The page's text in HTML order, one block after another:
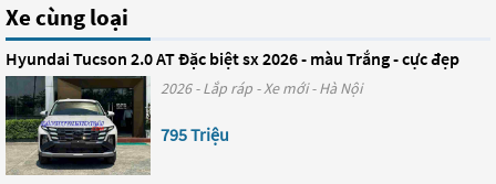
Xe cùng loại
Hyundai Tucson 2.0 AT Đặc biệt sx 2026 - màu Trắng - cực đẹp
2026 - Lắp ráp - Xe mới - Hà Nội
795 Triệu